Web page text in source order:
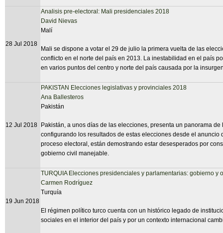
28 Jul 2018
Analisis pre-electoral: Mali presidenciales 2018
David Nievas
Malí
Mali se dispone a votar el 29 de julio la primera vuelta de las
conflicto en el norte del país en 2013. La inestabilidad en el país
en varios puntos del centro y norte del país causada por la
12 Jul 2018
PAKISTAN Elecciones legislativas y provinciales 2018
Ana Ballesteros
Pakistán
Pakistán, a unos días de las elecciones, presenta un panorama
configurando los resultados de estas elecciones desde el
proceso electoral, están demostrando estar desesperados por
gobierno civil manejable.
19 Jun 2018
TURQUIA Elecciones presidenciales y parlamentarias: gobierno
Carmen Rodríguez
Turquía
El régimen político turco cuenta con un histórico legado de
sociales en el interior del país y por un contexto internacional